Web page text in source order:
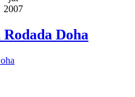
2007
Doha